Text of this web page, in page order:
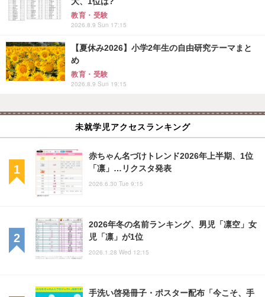
教育・受験
2026.8.9 Sun 17:15
【夏休み2026】小学2年生の自由研究テーマまと
め
教育・受験
2026.8.9 Sun 19:15
未就学児アクセスランキング
赤ちゃん名づけトレンド2026年上半期、1位
「凛」…リクスタ発表
2026.6.30 Tue 9:15
2026年冬の名前ランキング、男児「凛空」女
児「凛」が1位
2026.1.28 Wed 12:15
手洗い啓発冊子・ポスター配布「今こそ、手